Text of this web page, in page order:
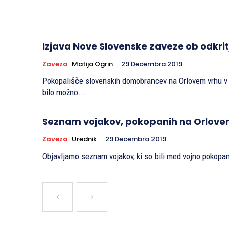
Izjava Nove Slovenske zaveze ob
Zaveza Matija Ogrin - 29 Decembra 2019
Pokopališče slovenskih domobrancev na Orlovem
bilo možno...
Seznam vojakov, pokopanih na
Zaveza Urednik - 29 Decembra 2019
Objavljamo seznam vojakov, ki so bili med vojno